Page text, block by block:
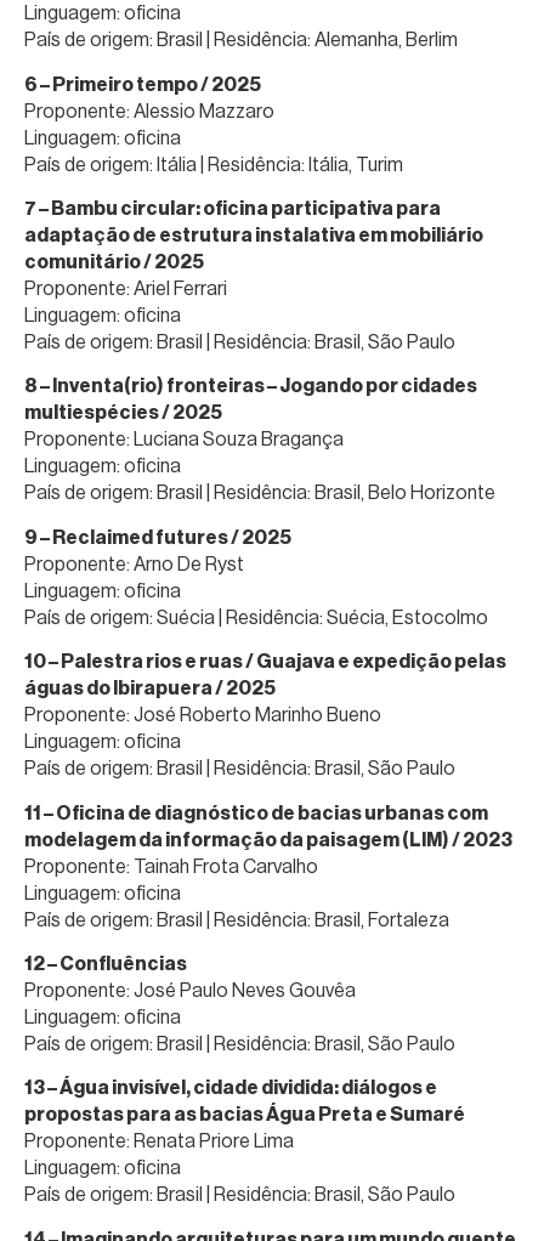
Linguagem: oficina
País de origem: Brasil | Residência: Alemanha, Berlim
6 – Primeiro tempo / 2025
Proponente: Alessio Mazzaro
Linguagem: oficina
País de origem: Itália | Residência: Itália, Turim
7 – Bambu circular: oficina participativa para
adaptação de estrutura instalativa em mobiliário
comunitário / 2025
Proponente: Ariel Ferrari
Linguagem: oficina
País de origem: Brasil | Residência: Brasil, São Paulo
8 – Inventa(rio) fronteiras – Jogando por cidades
multiespécies / 2025
Proponente: Luciana Souza Bragança
Linguagem: oficina
País de origem: Brasil | Residência: Brasil, Belo Horizonte
9 – Reclaimed futures / 2025
Proponente: Arno De Ryst
Linguagem: oficina
País de origem: Suécia | Residência: Suécia, Estocolmo
10 – Palestra rios e ruas / Guajava e expedição pelas
águas do Ibirapuera / 2025
Proponente: José Roberto Marinho Bueno
Linguagem: oficina
País de origem: Brasil | Residência: Brasil, São Paulo
11 – Oficina de diagnóstico de bacias urbanas com
modelagem da informação da paisagem (LIM) / 2023
Proponente: Tainah Frota Carvalho
Linguagem: oficina
País de origem: Brasil | Residência: Brasil, Fortaleza
12 – Confluências
Proponente: José Paulo Neves Gouvêa
Linguagem: oficina
País de origem: Brasil | Residência: Brasil, São Paulo
13 – Água invisível, cidade dividida: diálogos e
propostas para as bacias Água Preta e Sumaré
Proponente: Renata Priore Lima
Linguagem: oficina
País de origem: Brasil | Residência: Brasil, São Paulo